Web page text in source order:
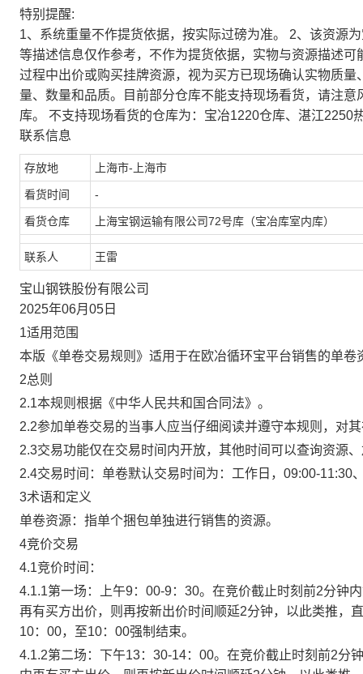
特别提醒:
1、系统重量不作提货依据，按实际过磅为准。 2、该资源
等描述信息仅作参考，不作为提货依据，实物与资源描述
过程中出价或购买挂牌资源，视为买方已现场确认实物质
量、数量和品质。目前部分仓库不能支持现场看货，请注
库。 不支持现场看货的仓库为：宝冶1220仓库、湛江2250
联系信息
存放地 上海市-上海市
看货时间 -
看货仓库 上海宝钢运输有限公司72号库（宝冶库室内库）
联系人 王雷
宝山钢铁股份有限公司
2025年06月05日
1适用范围
本版《单卷交易规则》适用于在欧冶循环宝平台销售的单卷
2总则
2.1本规则根据《中华人民共和国合同法》。
2.2参加单卷交易的当事人应当仔细阅读并遵守本规则，对
2.3交易功能仅在交易时间内开放，其他时间可以查询资源
2.4交易时间：单卷默认交易时间为：工作日，09:00-11:30
3术语和定义
单卷资源：指单个捆包单独进行销售的资源。
4竞价交易
4.1竞价时间：
4.1.1第一场：上午9：00-9：30。在竞价截止时刻前2分钟
再有买方出价，则再按新出价时间顺延2分钟，以此类推，
10：00，至10：00强制结束。
4.1.2第二场：下午13：30-14：00。在竞价截止时刻前2分